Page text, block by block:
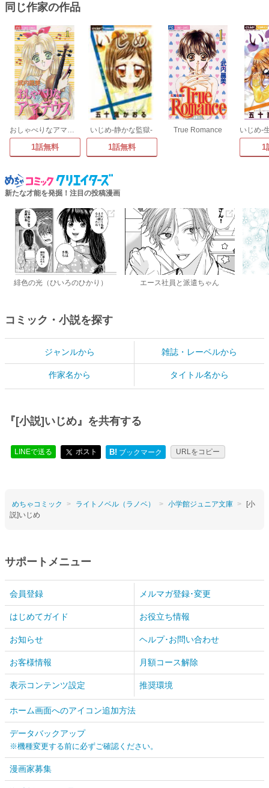
同じ作家の作品
おしゃべりなアマデウス
1話無料
いじめ-静かな監獄-
1話無料
True Romance
1
新たな才能を発掘！注目の投稿漫画
緋色の光（ひいろのひかり） エース社員と派遣ちゃん
コミック・小説を探す
ジャンルから 雑誌・レーベルから
作家名から タイトル名から
『[小説]いじめ』を共有する
LINEで送る ポスト B! ブックマーク URLをコピー
めちゃコミック ライトノベル（ラノベ） 小学館ジュニア文庫
[小
説]いじめ
サポートメニュー
会員登録 メルマガ登録･変更
はじめてガイド お役立ち情報
お知らせ ヘルプ･お問い合わせ
お客様情報 月額コース解除
表示コンテンツ設定 推奨環境
ホーム画面へのアイコン追加方法
データバックアップ
※機種変更する前に必ずご確認ください。
漫画家募集